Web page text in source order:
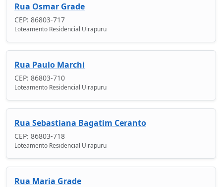
Rua Osmar Grade
CEP: 86803-717
Loteamento Residencial Uirapuru
Rua Paulo Marchi
CEP: 86803-710
Loteamento Residencial Uirapuru
Rua Sebastiana Bagatim Ceranto
CEP: 86803-718
Loteamento Residencial Uirapuru
Rua Maria Grade